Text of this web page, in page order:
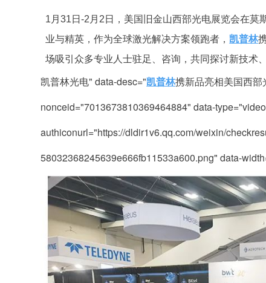
1月31日-2月2日，美国旧金山西部光电展览会在
业与精英，作为全球激光解决方案领跑者， 凯普林
场吸引众多专业人士驻足、咨询，共同探讨新技术
凯普林光电" data-desc="凯普林携新品亮相美国西部
nonceid="7013673810369464884" data-
authiconurl="https://dldir1v6.qq.com/weixin/
58032368245639e666fb11533a600.png" data-